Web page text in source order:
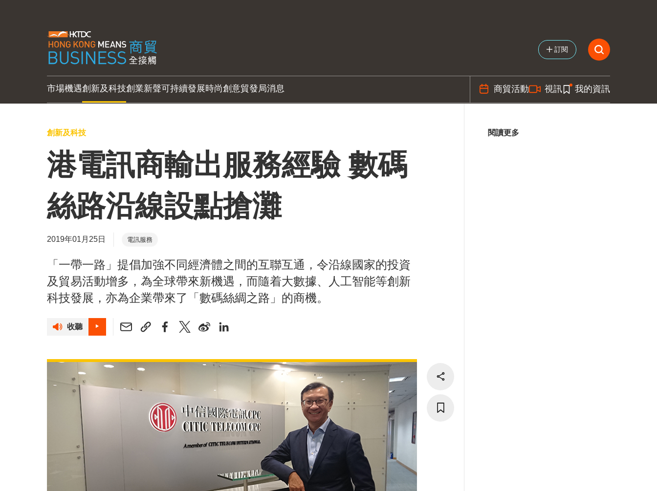
訂閱
市場機遇創新及科技創業新聲可持續發展時尚創意貿發局消息 商貿活動 視訊 我的資訊
創新及科技
港電訊商輸出服務經驗 數碼
絲路沿線設點搶灘
2019年01月25日 電訊服務
「一帶一路」提倡加強不同經濟體之間的互聯互通，令沿線國家的投資
及貿易活動增多，為全球帶來新機遇，而隨着大數據、人工智能等創新
科技發展，亦為企業帶來了「數碼絲綢之路」的商機。
收聽
閱讀更多